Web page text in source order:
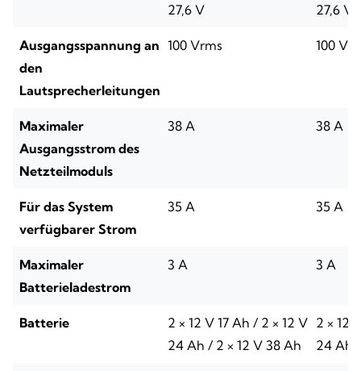
27,6 V
27,6 V
Ausgangsspannung an
den
Lautsprecherleitungen
100 Vrms 100
Maximaler
Ausgangsstrom des
Netzteilmoduls
38 A 38 A
Für das System
verfügbarer Strom
35 A 35 A
Maximaler
Batterieladestrom
3 A 3 A
Batterie
2 × 12 V 17 Ah / 2 × 12 V
24 Ah / 2 × 12 V 38 Ah
2 × 12
24 Ah